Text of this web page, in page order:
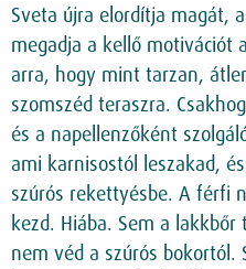
Sveta újra elordítja magát,
megadja a kellő motivációt
arra, hogy mint tarzan,
szomszéd teraszra.
és a napellenzőként
ami karnisostól leszakad,
szúrós rekettyésbe. A férfi
kezd. Hiába. Sem a
nem véd a szúrós bokortól.